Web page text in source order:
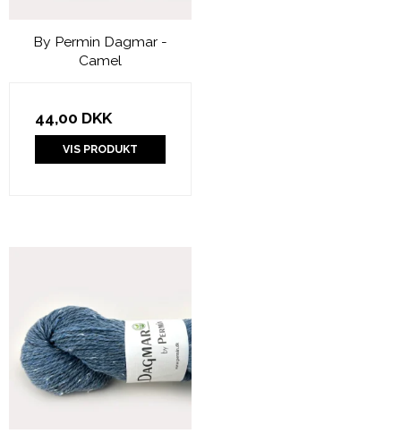
By Permin Dagmar -
Camel
44,00 DKK
VIS PRODUKT